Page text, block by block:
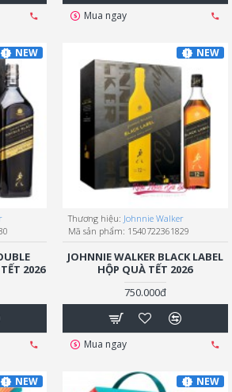
Mua ngay
NEW
2026
NEW
Thương hiệu: Johnnie Walker
Mã sản phẩm: 1540722361829
JOHNNIE WALKER BLACK LABEL
HỘP QUÀ TẾT 2026
750.000đ
Mua ngay
NEW NEW